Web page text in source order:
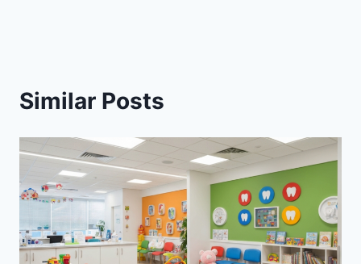
Similar Posts